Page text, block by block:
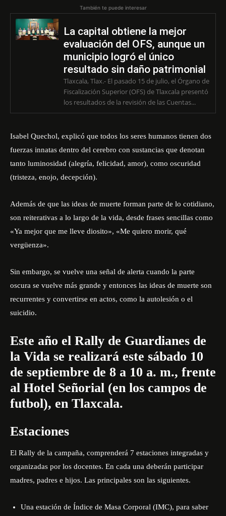
También te puede interesar
La capital obtiene la mejor
evaluación del OFS, aunque un
municipio logró el único
resultado sin daño patrimonial
Tlaxcala, Tlax.- El pasado 15 de julio, el Órgano de
Fiscalización Superior (OFS) de Tlaxcala presentó
los resultados de la revisión de las Cuentas...
Isabel Quechol, explicó que todos los seres humanos tienen dos
fuerzas innatas dentro del cerebro con sustancias que denotan
tanto luminosidad (alegría, felicidad, amor), como oscuridad
(tristeza, enojo, decepción).
Además de que las ideas de muerte forman parte de lo cotidiano,
son reiterativas a lo largo de la vida, desde frases sencillas como
«Ya mejor que me lleve diosito», «Me quiero morir, qué
vergüenza».
Sin embargo, se vuelve una señal de alerta cuando la parte
oscura se vuelve más grande y entonces las ideas de muerte son
recurrentes y convertirse en actos, como la autolesión o el
suicidio.
Este año el Rally de Guardianes de
la Vida se realizará este sábado 10
de septiembre de 8 a 10 a. m., frente
al Hotel Señorial (en los campos de
futbol), en Tlaxcala.
Estaciones
El Rally de la campaña, comprenderá 7 estaciones integradas y
organizadas por los docentes. En cada una deberán participar
madres, padres e hijos. Las principales son las siguientes.
Una estación de Índice de Masa Corporal (IMC), para saber